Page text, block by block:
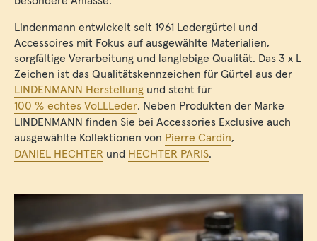
Lindenmann entwickelt seit 1961 Ledergürtel und
Accessoires mit Fokus auf ausgewählte Materialien,
sorgfältige Verarbeitung und langlebige Qualität. Das 3 x L
Zeichen ist das Qualitätskennzeichen für Gürtel aus der
LINDENMANN Herstellung und steht für
100 % echtes VoLLLeder. Neben Produkten der Marke
LINDENMANN finden Sie bei Accessories Exclusive auch
ausgewählte Kollektionen von Pierre Cardin,
DANIEL HECHTER und HECHTER PARIS.